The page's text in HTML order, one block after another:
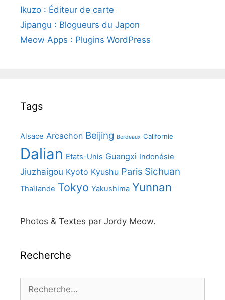
Ikuzo : Éditeur de carte
Jipangu : Blogueurs du Japon
Meow Apps : Plugins WordPress
Tags
Alsace Arcachon Beijing Bordeaux Californie
Dalian Etats-Unis Guangxi Indonésie
Jiuzhaigou Kyoto Kyushu Paris Sichuan
Thaïlande Tokyo Yakushima Yunnan
Photos & Textes par Jordy Meow.
Recherche
Rechercher :